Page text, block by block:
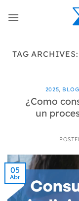
TAG
2025, BLOG
¿Como
un
05
Abr